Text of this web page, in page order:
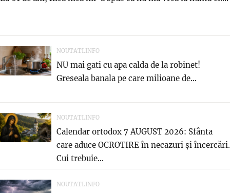
NOUTATI.INFO
NU mai gati cu apa calda de la robinet!
Greseala banala pe care milioane de...
NOUTATI.INFO
Calendar ortodox 7 AUGUST 2026: Sfânta
care aduce OCROTIRE în necazuri și încercări.
Cui trebuie...
NOUTATI.INFO